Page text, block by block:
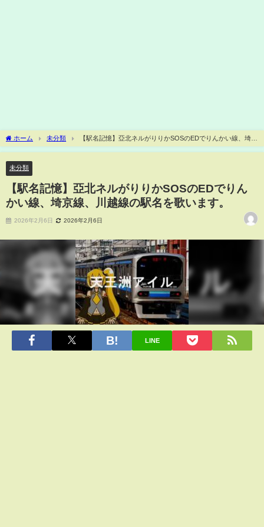
ホーム 未分類
【駅名記憶】亞北ネルがりりかSOSのEDでりんかい線、埼京
線、川越線の駅名を歌います。
未分類
【駅名記憶】亞北ネルがりりかSOSのEDでりん
かい線、埼京線、川越線の駅名を歌います。
2026年2月6日 2026年2月6日
LINE